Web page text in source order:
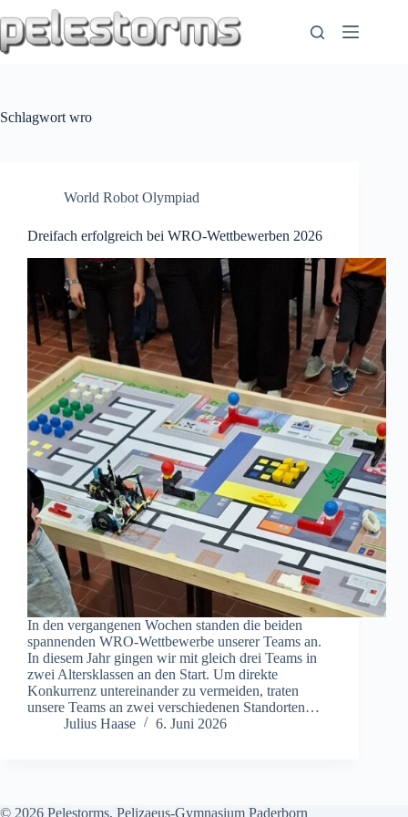
Inhalt
springen
Schlagwort wro
World Robot Olympiad
Dreifach erfolgreich bei WRO-Wettbewerben 2026
In den vergangenen Wochen standen die beiden
spannenden WRO-Wettbewerbe unserer Teams an.
In diesem Jahr gingen wir mit gleich drei Teams in
zwei Altersklassen an den Start. Um direkte
Konkurrenz untereinander zu vermeiden, traten
unsere Teams an zwei verschiedenen Standorten…
Julius Haase
6. Juni 2026
© 2026 Pelestorms, Pelizaeus-Gymnasium Paderborn